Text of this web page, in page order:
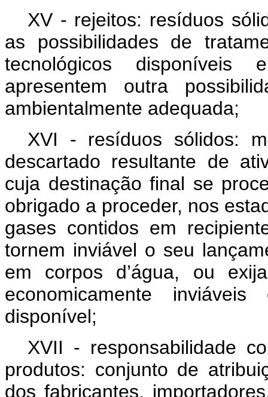
XV - rejeitos: resíduos
as possibilidades de
tecnológicos disponíveis
apresentem outra
ambientalmente adequada;
XVI - resíduos sólidos:
descartado resultante de
cuja destinação final se
obrigado a proceder, nos
gases contidos em
tornem inviável o seu
em corpos d’água, ou
economicamente
disponível;
XVII - responsabilidade
produtos: conjunto de
dos fabricantes,